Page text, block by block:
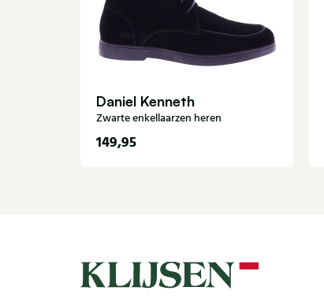
Daniel Kenneth
Zwarte enkellaarzen heren
149,95